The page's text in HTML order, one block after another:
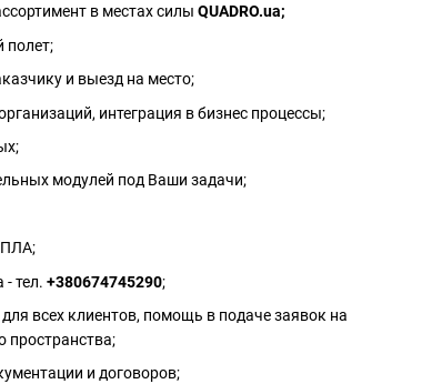
в местах силы QUADRO.ua;
полет;
и выезд на место;
интеграция в бизнес процессы;
модулей под Ваши задачи;
тел. +380674745290;
всех клиентов, помощь в подаче заявок на
пространства;
и договоров;